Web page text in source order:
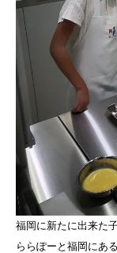
福岡に新たに出来た
ららぽーと福岡にある